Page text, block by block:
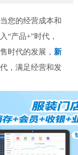
您的经营成本和
“产品+”时代，
时代的发展， 新
，满足经营和发